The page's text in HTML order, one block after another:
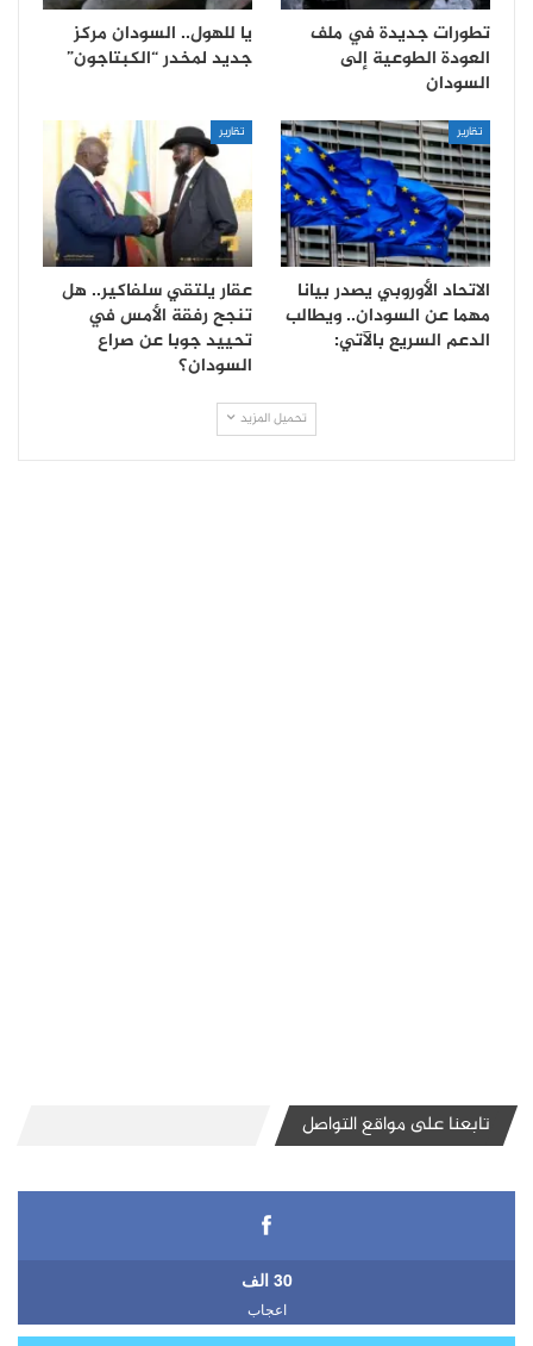
تطورات جديدة في ملف
العودة الطوعية إلى
السودان
يا للهول.. السودان مركز
جديد لمخدر “الكبتاجون”
تقارير
الاتحاد الأوروبي يصدر بيانا
مهما عن السودان.. ويطالب
الدعم السريع بالآتي:
تقارير
عقار يلتقي سلفاكير.. هل
تنجح رفقة الأمس في
تحييد جوبا عن صراع
السودان؟
تحميل المزيد
تابعنا على مواقع التواصل
30 الف
اعجاب